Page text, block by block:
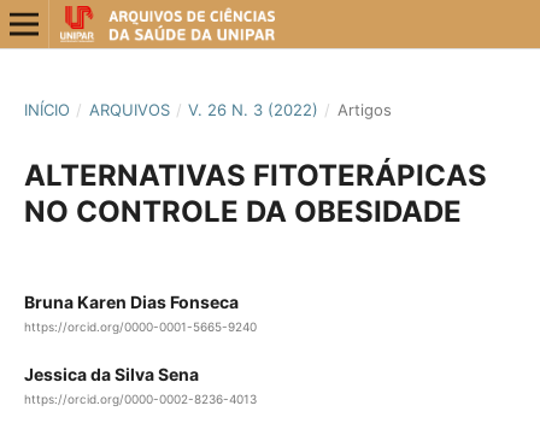
INÍCIO / ARQUIVOS / V. 26 N. 3 (2022) / Artigos
ALTERNATIVAS FITOTERÁPICAS
NO CONTROLE DA OBESIDADE
Bruna Karen Dias Fonseca
https://orcid.org/0000-0001-5665-9240
Jessica da Silva Sena
https://orcid.org/0000-0002-8236-4013